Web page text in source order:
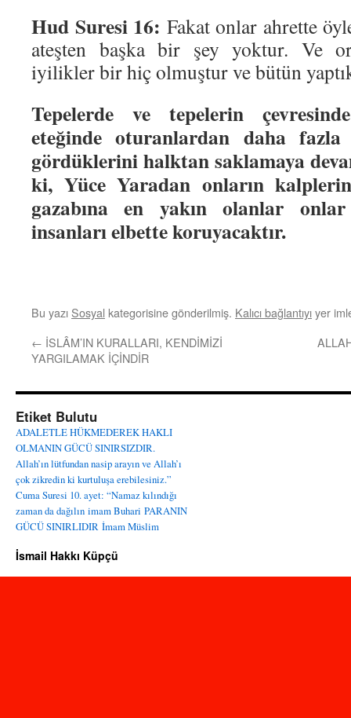
Hud Suresi 16: Fakat onlar ahrette
ateşten başka bir şey yoktur. Ve
iyilikler bir hiç olmuştur ve bütün
Tepelerde ve tepelerin
eteğinde oturanlardan daha
gördüklerini halktan saklamaya
ki, Yüce Yaradan onların
gazabına en yakın olanlar
insanları elbette koruyacaktır.
Bu yazı Sosyal kategorisine gönderilmiş. Kalıcı bağlantıyıyer
← İSLÂM’IN KURALLARI, KENDİMİZİ
YARGILAMAK İÇİNDİR
Etiket Bulutu
ADALETLE HÜKMEDEREK HAKLI
OLMANIN GÜCÜ SINIRSIZDIR.
Allah’ın lütfundan nasip arayın ve Allah’ı
çok zikredin ki kurtuluşa erebilesiniz.”
Cuma Suresi 10. ayet: “Namaz kılındığı
zaman da dağılın imam Buhari PARANIN
GÜCÜ SINIRLIDIR İmam Müslim
İsmail Hakkı Küpçü